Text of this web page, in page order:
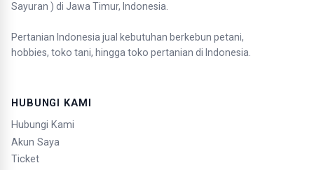
Sayuran ) di Jawa Timur, Indonesia.
Pertanian Indonesia jual kebutuhan berkebun petani,
hobbies, toko tani, hingga toko pertanian di Indonesia.
HUBUNGI KAMI
Hubungi Kami
Akun Saya
Ticket